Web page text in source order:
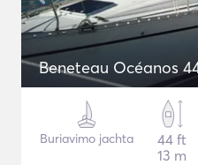
Beneteau Océanos
Buriavimo jachta
44 ft
13 m